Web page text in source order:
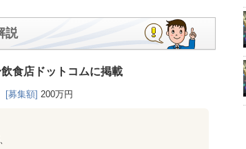
説
食店ドットコムに掲載
[募集額] 200万円